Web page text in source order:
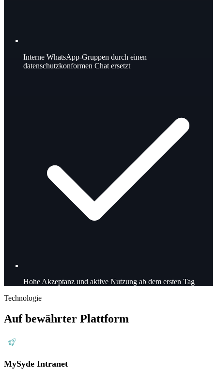
Interne WhatsApp-Gruppen durch einen
datenschutzkonformen Chat ersetzt
Hohe Akzeptanz und aktive Nutzung ab dem ersten Tag
Technologie
Auf bewährter Plattform
MySyde Intranet